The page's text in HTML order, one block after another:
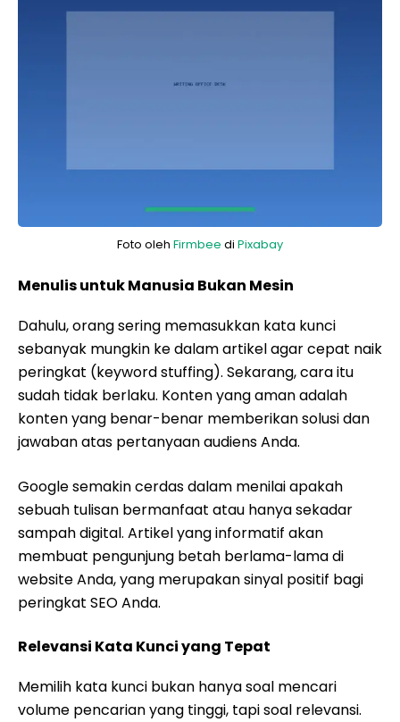
Foto oleh Firmbee di Pixabay
Menulis untuk Manusia Bukan Mesin
Dahulu, orang sering memasukkan kata kunci
sebanyak mungkin ke dalam artikel agar cepat naik
peringkat (keyword stuffing). Sekarang, cara itu
sudah tidak berlaku. Konten yang aman adalah
konten yang benar-benar memberikan solusi dan
jawaban atas pertanyaan audiens Anda.
Google semakin cerdas dalam menilai apakah
sebuah tulisan bermanfaat atau hanya sekadar
sampah digital. Artikel yang informatif akan
membuat pengunjung betah berlama-lama di
website Anda, yang merupakan sinyal positif bagi
peringkat SEO Anda.
Relevansi Kata Kunci yang Tepat
Memilih kata kunci bukan hanya soal mencari
volume pencarian yang tinggi, tapi soal relevansi.